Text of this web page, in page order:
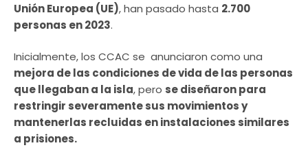
Unión Europea (UE), han pasado hasta 2.700
personas en 2023.
Inicialmente, los CCAC se anunciaron como una
mejora de las condiciones de vida de las personas
que llegaban a la isla, pero se diseñaron para
restringir severamente sus movimientos y
mantenerlas recluidas en instalaciones similares
a prisiones.